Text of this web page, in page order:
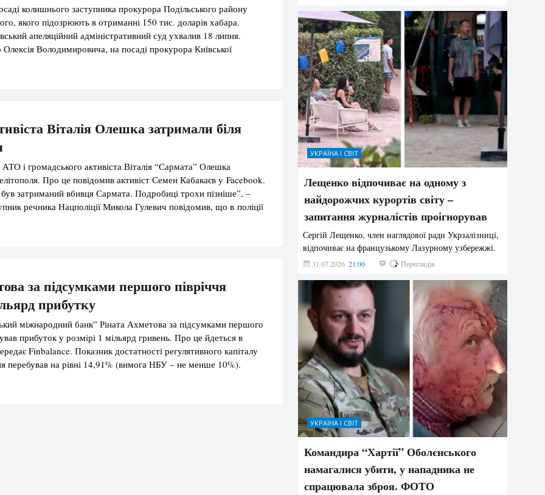
колишнього заступника прокурора Подільського району
якого підозрюють в отриманні 150 тис. доларів хабара.
апеляційний адміністративний суд ухвалив 18 липня.
Володимировича, на посаді прокурора Київської
№ 7”, – йдеться у вироку. Суд погодився визнати
Віталія Олешка затримали біля
і громадського активіста Віталія “Сармата” Олешка
Про це повідомив активіст Семен Кабакаєв у Facebook.
затриманий вбивця Сармата. Подробиці трохи пізніше”, –
речника Нацполіції Микола Гулевич повідомив, що в поліції
Проте згодом радник начальника Головного
за підсумками першого півріччя
прибутку
міжнародний банк” Ріната Ахметова за підсумками першого
прибуток у розмірі 1 мільярд гривень. Про це йдеться в
Finbalance. Показник достатності регулятивного капіталу
на рівні 14,91% (вимога НБУ – не менше 10%).
“ТАСкомбанку” Сергія Тігіпка, за першу половину року він
УКРАЇНА І СВІТ
Лещенко відпочиває на одному з
найдорожчих курортів світу –
запитання журналістів проігнорував
Сергій Лещенко, член наглядової ради Укрзалізниці,
відпочиває на французькому Лазурному узбережжі.
31.07.2026 21:00 202 Переглядів
УКРАЇНА І СВІТ
Командира “Хартії” Оболєнського
намагалися убити, у нападника не
спрацювала зброя. ФОТО